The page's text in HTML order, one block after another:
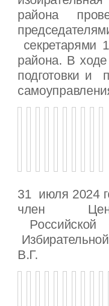
района
секретарями
района. В
подготовки и
31 июля 2024
член
В.Г.